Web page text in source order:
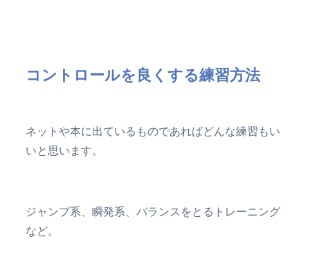
コントロールを良くする練習方法
ネットや本に出ているものであればどんな練習もい
いと思います。
ジャンプ系、瞬発系、バランスをとるトレーニング
など。